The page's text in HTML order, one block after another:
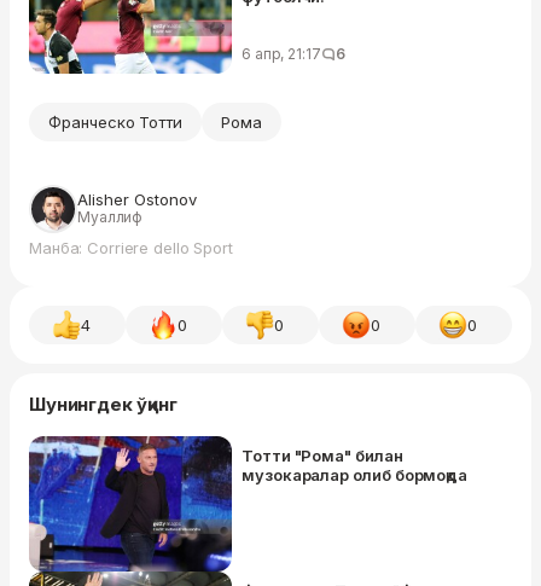
6 апр, 21:17 6
Франческо Тотти Рома
Alisher Ostonov
Муаллиф
Манба: Corriere dello Sport
4 0 0 0 0
Шунингдек ўқинг
Тотти "Рома" билан
музокаралар олиб бормоқда